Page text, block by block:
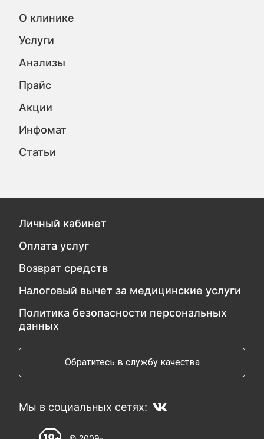
О клинике
Услуги
Анализы
Прайс
Акции
Инфомат
Статьи
Личный кабинет
Оплата услуг
Возврат средств
Налоговый вычет за медицинские услуги
Политика безопасности персональных
данных
Обратитесь в службу качества
Мы в социальных сетях: